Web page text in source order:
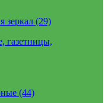
зеркал (29)
газетницы,
(44)